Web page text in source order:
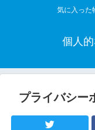
気に入った
個人
プライバシー